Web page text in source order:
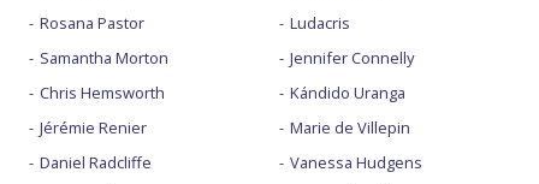
Rosana Pastor
Samantha Morton
Chris Hemsworth
Jérémie Renier
Daniel Radcliffe
Ludacris
Jennifer Connelly
Kándido Uranga
Marie de Villepin
Vanessa Hudgens